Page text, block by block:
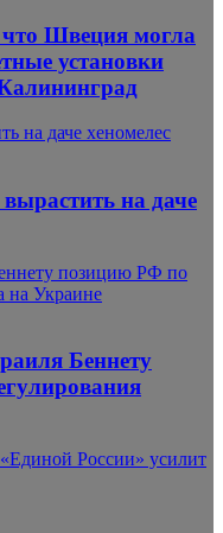
Швеция могла
установки
на даче хеномелес
на даче
позицию РФ по
на Украине
Беннету
России» усилит